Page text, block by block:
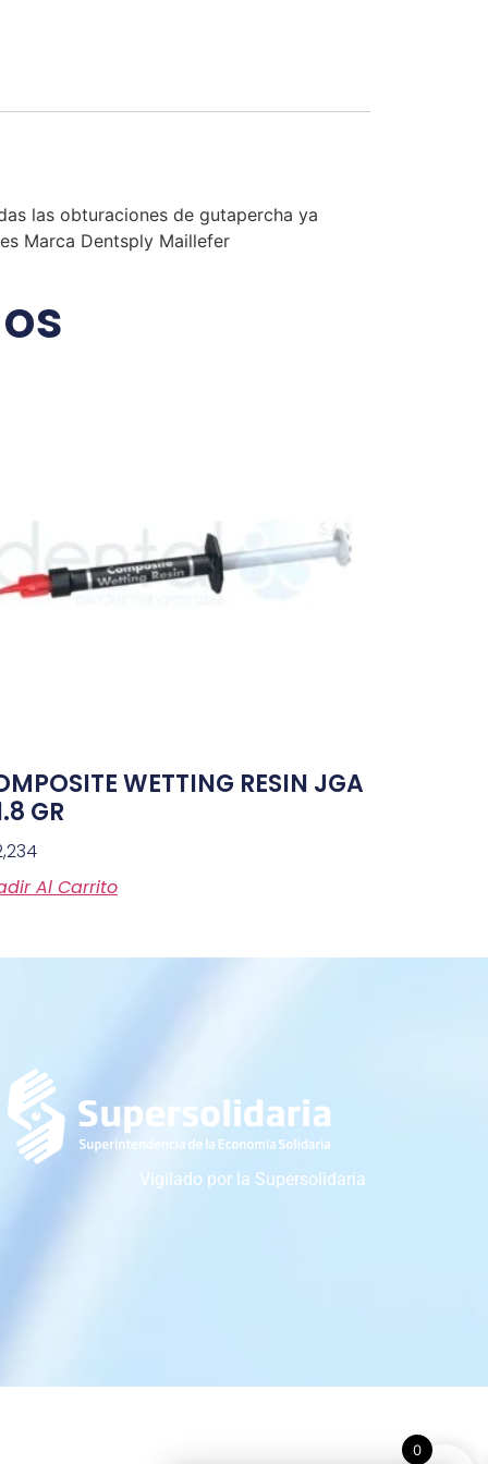
las obturaciones de gutapercha ya
Marca Dentsply Maillefer
WETTING RESIN JGA
GR
Al Carrito
Vigilado por la Supersolidaria
0